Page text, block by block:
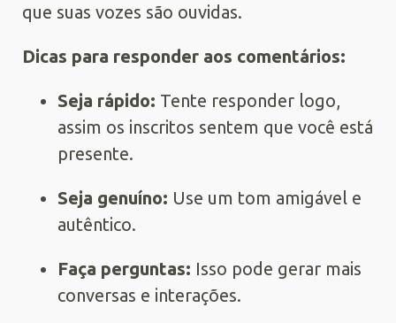
que suas vozes são ouvidas.
Dicas para responder aos comentários:
Seja rápido: Tente responder logo,
assim os inscritos sentem que você está
presente.
Seja genuíno: Use um tom amigável e
autêntico.
Faça perguntas: Isso pode gerar mais
conversas e interações.